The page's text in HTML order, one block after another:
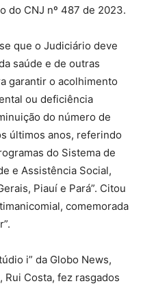
do CNJ nº 487 de 2023.
que o Judiciário deve
saúde e de outras
garantir o acolhimento
ou deficiência
do número de
últimos anos, referindo
do Sistema de
e Assistência Social,
Piauí e Pará”. Citou
comemorada
i” da Globo News,
Costa, fez rasgados